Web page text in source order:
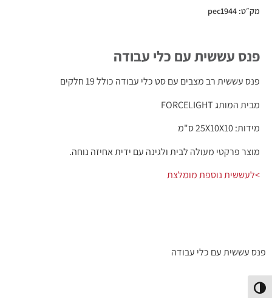
הפעל/כבה ניגודיות גבוהה
מק״ט: pec1944
פנס עששית עם כלי עבודה
פנס עששית רב מצבים עם סט כלי עבודה כולל 19 חלקים
מבית המותג FORCELIGHT
מידות: 25X10X10 ס"מ
מוצר פרקטי מעולה לבית ולגינה עם ידית אחיזה נוחה.
>לעששית נוספת מומלצת
פנס עששית עם כלי עבודה